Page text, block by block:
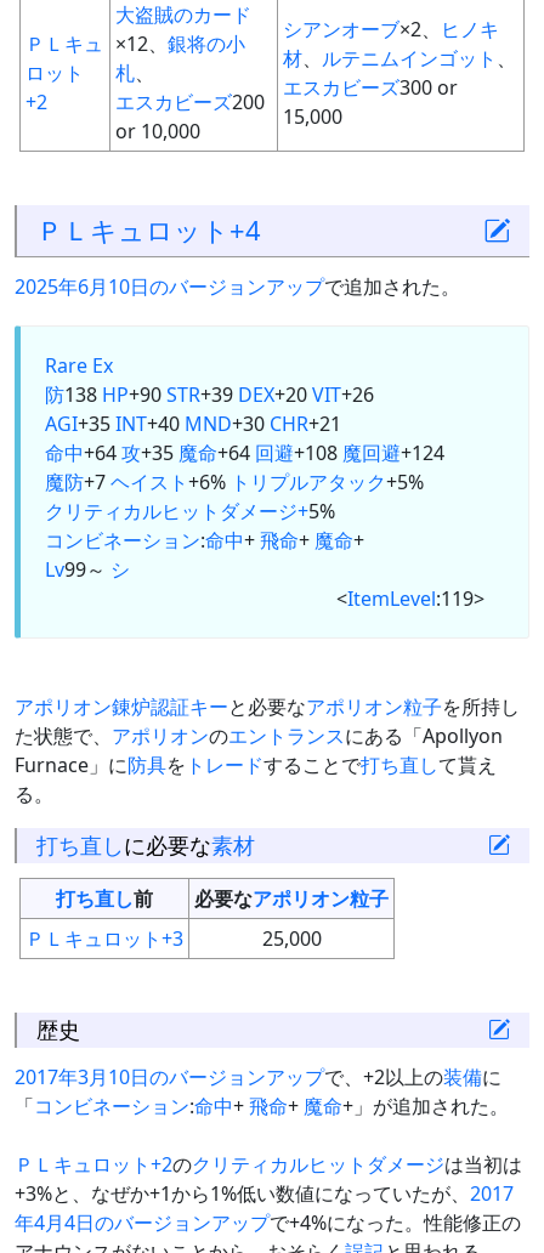
ＰＬキュ
ロット
+2
大盗賊のカード
×12、 銀将の小
札、
エスカビーズ200
or 10,000
シアンオーブ×2、
ヒノキ
材、 ルテニムインゴット 、
エスカビーズ300 or
15,000
ＰＬキュロット+4
2025年6月10日のバージョンアップで追加された。
Rare Ex
防138 HP+90STR+39 DEX+20VIT+26
AGI+35INT+40 MND+30 CHR+21
命中+64攻+35 魔命+64 回避+108 魔回避+124
魔防+7ヘイスト+6% トリプルアタック+5%
クリティカルヒットダメージ+5%
コンビネーション:命中+飛命+ 魔命+
Lv99～ シ
<ItemLevel:119>
アポリオン錬炉認証キーと必要なアポリオン粒子を所持し
た状態で、 アポリオンのエントランスにある「Apollyon
Furnace」に防具を トレードすることで打ち直して貰え
る。
打ち直しに必要な素材
打ち直し前 必要なアポリオン粒子
ＰＬキュロット+3
25,000
歴史
2017年3月10日のバージョンアップで、+2以上の装備に
「コンビネーション:命中+飛命+ 魔命+」が追加された。
ＰＬキュロット+2のクリティカルヒット ダメージは当初は
+3%と、なぜか+1から1%低い数値になっていたが、 2017
年4月4日のバージョンアップで+4%になった。性能修正の